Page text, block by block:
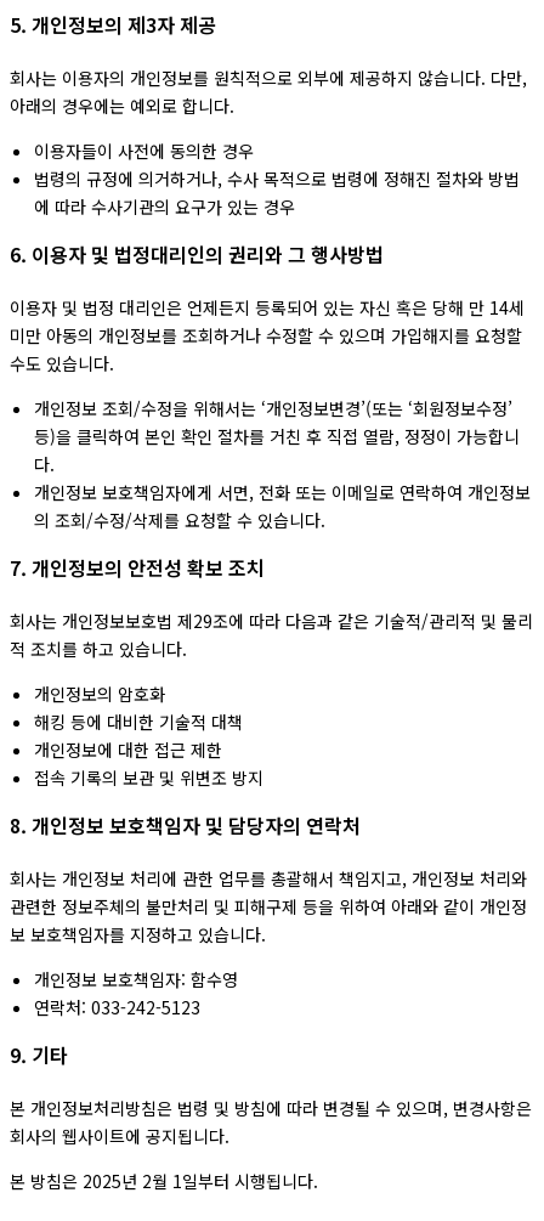
5. 개인정보의 제3자 제공
회사는 이용자의 개인정보를 원칙적으로 외부에 제공하지 않습니다. 다만,
아래의 경우에는 예외로 합니다.
이용자들이 사전에 동의한 경우
법령의 규정에 의거하거나, 수사 목적으로 법령에 정해진 절차와 방법
에 따라 수사기관의 요구가 있는 경우
6. 이용자 및 법정대리인의 권리와 그 행사방법
이용자 및 법정 대리인은 언제든지 등록되어 있는 자신 혹은 당해 만 14세
미만 아동의 개인정보를 조회하거나 수정할 수 있으며 가입해지를 요청할
수도 있습니다.
개인정보 조회/수정을 위해서는 ‘개인정보변경’(또는 ‘회원정보수정’
등)을 클릭하여 본인 확인 절차를 거친 후 직접 열람, 정정이 가능합니
다.
개인정보 보호책임자에게 서면, 전화 또는 이메일로 연락하여 개인정보
의 조회/수정/삭제를 요청할 수 있습니다.
7. 개인정보의 안전성 확보 조치
회사는 개인정보보호법 제29조에 따라 다음과 같은 기술적/관리적 및 물리
적 조치를 하고 있습니다.
개인정보의 암호화
해킹 등에 대비한 기술적 대책
개인정보에 대한 접근 제한
접속 기록의 보관 및 위변조 방지
8. 개인정보 보호책임자 및 담당자의 연락처
회사는 개인정보 처리에 관한 업무를 총괄해서 책임지고, 개인정보 처리와
관련한 정보주체의 불만처리 및 피해구제 등을 위하여 아래와 같이 개인정
보 보호책임자를 지정하고 있습니다.
개인정보 보호책임자: 함수영
연락처: 033-242-5123
9. 기타
본 개인정보처리방침은 법령 및 방침에 따라 변경될 수 있으며, 변경사항은
회사의 웹사이트에 공지됩니다.
본 방침은 2025년 2월 1일부터 시행됩니다.